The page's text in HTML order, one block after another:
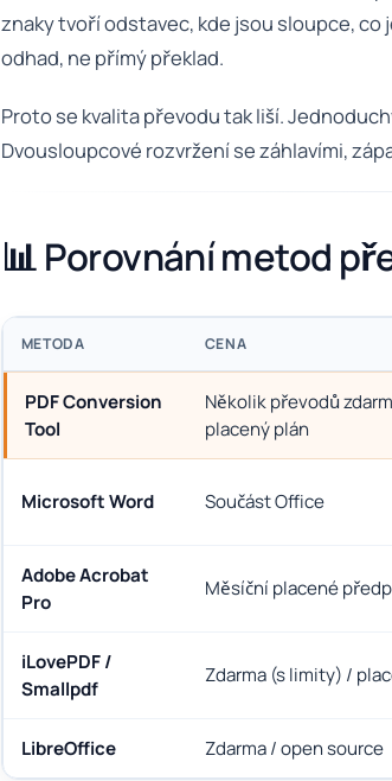
znaky tvoří odstavec, kde jsou sloupce, co
odhad, ne přímý překlad.
Proto se kvalita převodu tak liší.
Dvousloupcové rozvržení se záhlavími,
📊 Porovnání metod
METODA CENA
PDF Conversion
Tool
Několik převodů
placený plán
Microsoft Word Součást Office
Adobe Acrobat
Pro
Měsíční placené
iLovePDF /
Smallpdf
Zdarma (s limity) /
LibreOffice Zdarma / open source